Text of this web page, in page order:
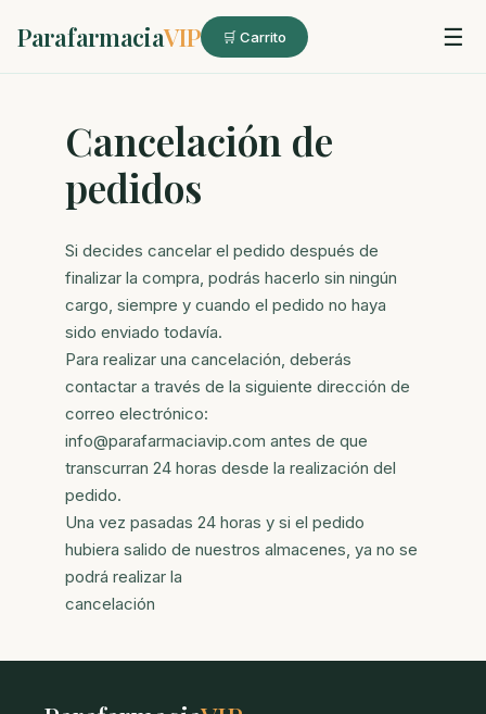
ParafarmaciaVIP 🛒 Carrito ☰
Cancelación de
pedidos
Si decides cancelar el pedido después de
finalizar la compra, podrás hacerlo sin ningún
cargo, siempre y cuando el pedido no haya
sido enviado todavía.
Para realizar una cancelación, deberás
contactar a través de la siguiente dirección de
correo electrónico:
info@parafarmaciavip.com antes de que
transcurran 24 horas desde la realización del
pedido.
Una vez pasadas 24 horas y si el pedido
hubiera salido de nuestros almacenes, ya no se
podrá realizar la
cancelación